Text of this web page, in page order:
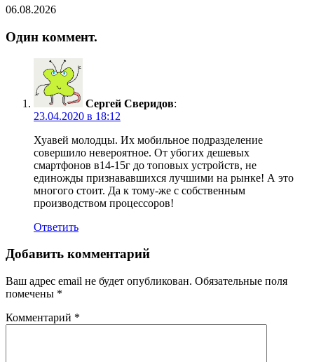
06.08.2026
Один коммент.
Сергей Сверидов:
23.04.2020 в 18:12
Хуавей молодцы. Их мобильное подразделение
совершило невероятное. От убогих дешевых
смартфонов в14-15г до топовых устройств, не
единожды признававшихся лучшими на рынке! А это
многого стоит. Да к тому-же с собственным
производством процессоров!
Ответить
Добавить комментарий
Ваш адрес email не будет опубликован. Обязательные поля
помечены *
Комментарий *